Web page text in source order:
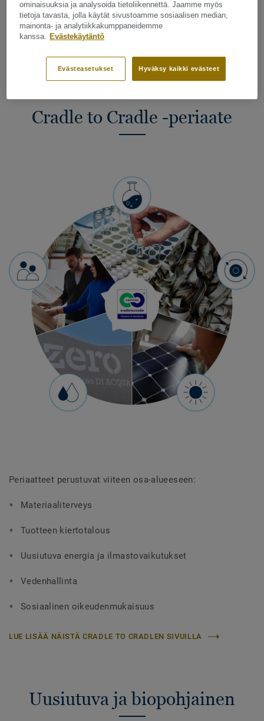
Tarkettin tuotteita koskevat terveys- ja
ympäristövaatimukset perustuvat Cradle to Cradle
periaatteisiin. Tarkett oli ensimmäinen lattianvalmistaja,
Cradle to Cradle -periaate
Periaatteet perustuvat viiteen osa-alueeseen:
Materiaaliterveys
Tuotteen kiertotalous
Uusiutuva energia ja ilmastovaikutukset
Vedenhallinta
Sosiaalinen oikeudenmukaisuus
LUE LISÄÄ NÄISTÄ CRADLE TO CRADLEN SIVUILLA
Uusiutuva ja biopohjainen
ominaisuuksia ja analysoida tietoliikennettä. Jaamme myös
tietoja tavasta, jolla käytät sivustoamme sosiaalisen median,
mainonta- ja analytiikkakumppaneidemme
kanssa. Evästekäytäntö
Hyväksy kaikki evästeet
Evästeasetukset